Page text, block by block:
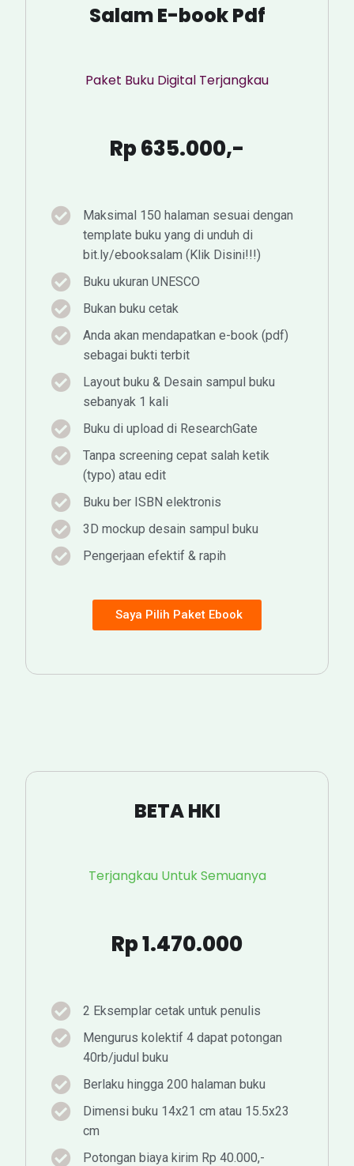
Salam E-book Pdf
Paket Buku Digital Terjangkau
Rp 635.000,-
Maksimal 150 halaman sesuai dengan
template buku yang di unduh di
bit.ly/ebooksalam (Klik Disini!!!)
Buku ukuran UNESCO
Bukan buku cetak
Anda akan mendapatkan e-book (pdf)
sebagai bukti terbit
Layout buku & Desain sampul buku
sebanyak 1 kali
Buku di upload di ResearchGate
Tanpa screening cepat salah ketik
(typo) atau edit
Buku ber ISBN elektronis
3D mockup desain sampul buku
Pengerjaan efektif & rapih
Saya Pilih Paket Ebook
BETA HKI
Terjangkau Untuk Semuanya
Rp 1.470.000
2 Eksemplar cetak untuk penulis
Mengurus kolektif 4 dapat potongan
40rb/judul buku
Berlaku hingga 200 halaman buku
Dimensi buku 14x21 cm atau 15.5x23
cm
Potongan biaya kirim Rp 40.000,-